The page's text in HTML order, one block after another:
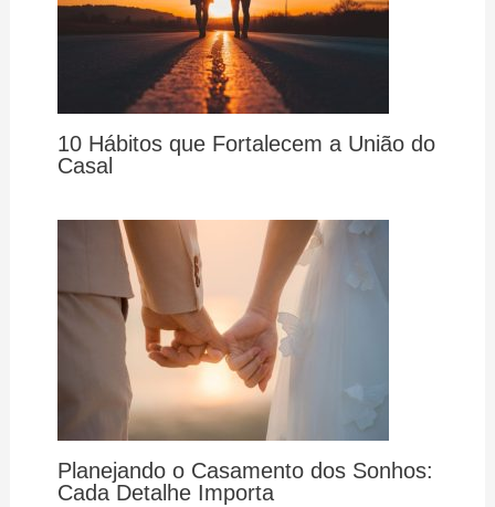
10 Hábitos que Fortalecem a União do
Casal
Planejando o Casamento dos Sonhos:
Cada Detalhe Importa